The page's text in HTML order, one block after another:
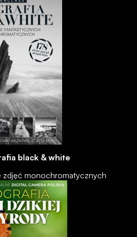
black & white
zdjęć monochromatycznych